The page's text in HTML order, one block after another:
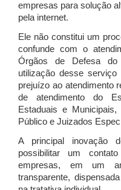
empresas para solução
pela internet.
Ele não constitui um
confunde com o
Órgãos de Defesa do
utilização desse
prejuízo ao atendimento
de atendimento do
Estaduais e
Público e Juizados
A principal inovação
possibilitar um
empresas, em um
transparente,